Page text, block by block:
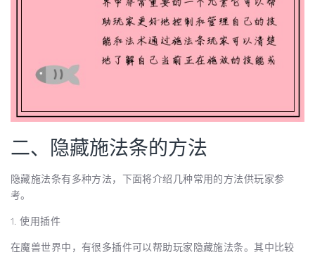
二、隐藏施法条的方法
隐藏施法条有多种方法，下面将介绍几种常用的方法供玩家参
考。
1. 使用插件
在魔兽世界中，有很多插件可以帮助玩家隐藏施法条。其中比较